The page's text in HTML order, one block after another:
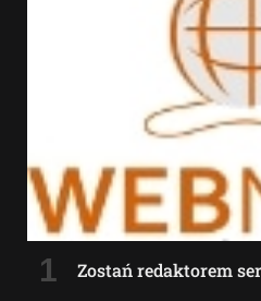
Zostań redaktorem